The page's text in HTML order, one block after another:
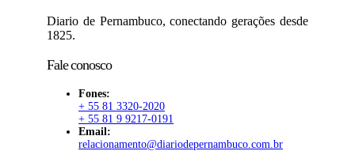
Diario de Pernambuco, conectando gerações desde
1825.
Fale conosco
Fones:
+ 55 81 3320-2020
+ 55 81 9 9217-0191
Email:
relacionamento@diariodepernambuco.com.br